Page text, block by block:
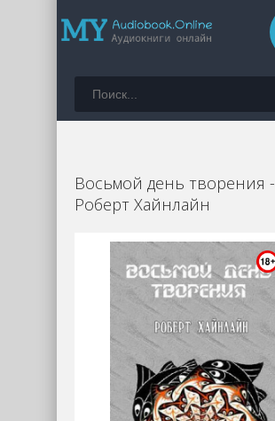
Восьмой день творения -
Роберт Хайнлайн